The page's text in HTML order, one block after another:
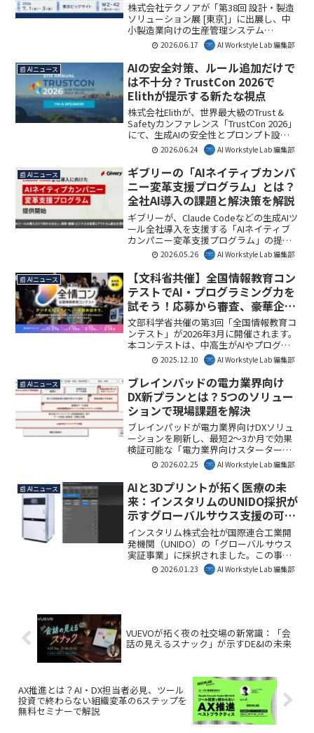
株式会社テクノアが「第38回 設計・製造
ソリューション展 [東京]」に出展し、中
小製造業向けの生産管理システム
「TECHS」シリーズと、AI・IoTを活用し
た「攻めのDX」ソリューションを展示し
ます。人材不足に悩む企業に向けたDXセ
ミナーも開催され、具体的な課題解決策
が提示される予定です。
2026.06.17 AI Workstyle Lab 編集部
📰 AIニュース
AIの安全対策、ルール追加だけで
は不十分？TrustCon 2026で
Elithが提示する新たな視点
株式会社Elithが、世界最大級のTrust &
Safetyカンファレンス「TrustCon 2026」
にて、生成AIの安全性とプロンプト設計
に関するセッションを実施します。AIの
安全対策におけるルール追加の有効性を
問い直すこの議論は、今後のAI開発の方
向性に重要な示唆を与えるでしょう。AI
Workstyle Lab編集部としては、国際的な
知見が集まるこの機会に注目していま
す。
2026.06.24 AI Workstyle Lab 編集部
📰 AIニュース
ギブリーの「AIネイティブカンパ
ニー変革支援プログラム」とは？
全社AI導入の課題と解決策を解説
ギブリーが、Claude Codeなどの生成AIツ
ール全社導入を支援する「AIネイティブ
カンパニー変革支援プログラム」の提供
を開始しました。AI導入の課題を解決
し、業務・組織・ビジネスの変革と成果
創出を目指します。AI Workstyle Lab編集
部としては、AI活用の深化に不可欠なプ
ログラムとして注目しています。
2026.05.26 AI Workstyle Lab 編集部
📰 AIニュース
【文科省共催】全国情報教育コン
テストでAI・プログラミング力を
試そう！応募から審査、豪華企業
賞まで徹底解説
文部科学省共催の第3回「全国情報教育コ
ンテスト」が2026年3月に開催されます。
本コンテストは、中高生がAIやプログラ
ミングなどのデジタル技術を活用した作
品を発表し、社会で求められる力を育む
貴重な機会です。一次ブロック審査の新
設や企業賞の拡充により、多くの学生に
活躍の場が提供されます。AI Workstyle
Lab編集部としては、未来のデジタル人材
育成を加速させる重要な取り組みとして
注目しています。
2025.12.10 AI Workstyle Lab 編集部
📰 AIニュース
ブレインパッドの電力業界向け
DX新プランとは？5つのソリュー
ションで現場課題を解決
ブレインパッドが電力業界向けDXソリュ
ーションを刷新し、最短2～3か月で効果
検証可能な「電力業界向けスタータープ
ラン」の提供を開始しました。本記事で
は、この新プランが現場の導入ハードル
を下げ、電力業界のデータ活用とAI導入
を加速させる可能性について解説しま
す。
2026.02.25 AI Workstyle Lab 編集部
📰 AIニュース
AIと3Dプリントが拓く医療の未
来：インスタリムのUNIDO採択が
示すグローバルサウス支援の可能
性
インスタリム株式会社が国際連合工業開
発機関（UNIDO）の「グローバルサウス
実証事業」に採択されました。この事業
では、AIと3Dプリンティング技術を活用
し、インド全国の義肢装具製造をDX化す
2026.01.23 AI Workstyle Lab 編集部
VUEVOが拓く夜の社交場の新常識：「会
話の見えるスナック」が示すDE&Iの未来
AX推進とは？AI・DX担当者必見、ツール
投資で終わらない組織変革の6ステップを
無料セミナーで解説